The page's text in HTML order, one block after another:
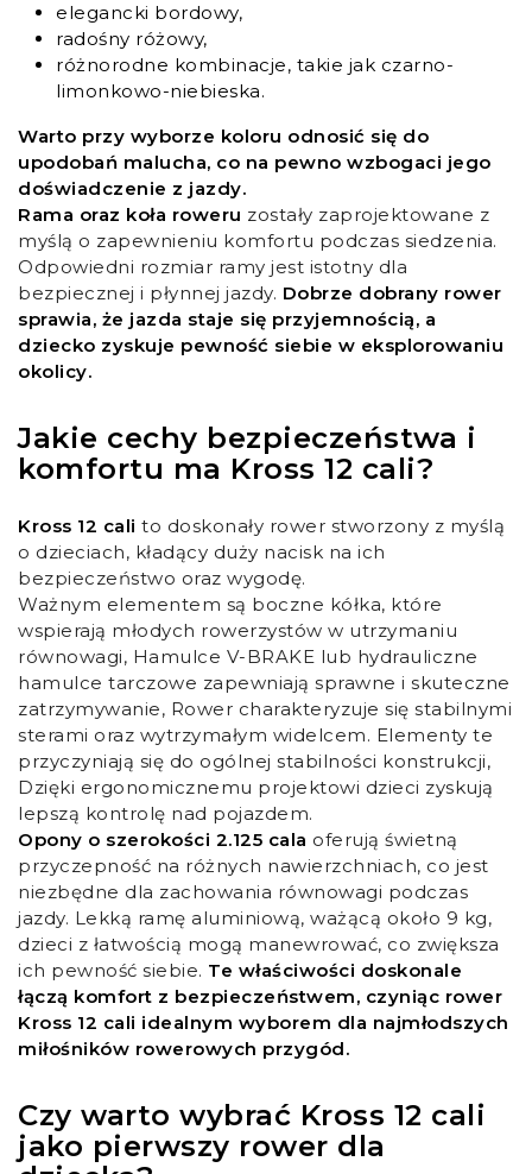
elegancki bordowy,
radośny różowy,
różnorodne kombinacje, takie jak czarno-
limonkowo-niebieska.
Warto przy wyborze koloru odnosić się do
upodobań malucha, co na pewno wzbogaci jego
doświadczenie z jazdy.
Rama oraz koła roweru zostały zaprojektowane z
myślą o zapewnieniu komfortu podczas siedzenia.
Odpowiedni rozmiar ramy jest istotny dla
bezpiecznej i płynnej jazdy. Dobrze dobrany rower
sprawia, że jazda staje się przyjemnością, a
dziecko zyskuje pewność siebie w eksplorowaniu
okolicy.
Jakie cechy bezpieczeństwa i
komfortu ma Kross 12 cali?
Kross 12 cali to doskonały rower stworzony z myślą
o dzieciach, kładący duży nacisk na ich
bezpieczeństwo oraz wygodę.
Ważnym elementem są boczne kółka, które
wspierają młodych rowerzystów w utrzymaniu
równowagi, Hamulce V-BRAKE lub hydrauliczne
hamulce tarczowe zapewniają sprawne i skuteczne
zatrzymywanie, Rower charakteryzuje się stabilnymi
sterami oraz wytrzymałym widelcem. Elementy te
przyczyniają się do ogólnej stabilności konstrukcji,
Dzięki ergonomicznemu projektowi dzieci zyskują
lepszą kontrolę nad pojazdem.
Opony o szerokości 2.125 cala oferują świetną
przyczepność na różnych nawierzchniach, co jest
niezbędne dla zachowania równowagi podczas
jazdy. Lekką ramę aluminiową, ważącą około 9 kg,
dzieci z łatwością mogą manewrować, co zwiększa
ich pewność siebie. Te właściwości doskonale
łączą komfort z bezpieczeństwem, czyniąc rower
Kross 12 cali idealnym wyborem dla najmłodszych
miłośników rowerowych przygód.
Czy warto wybrać Kross 12 cali
jako pierwszy rower dla